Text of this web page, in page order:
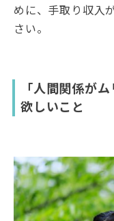
めに、手取り収入
さい。
「人間関係が
欲しいこと